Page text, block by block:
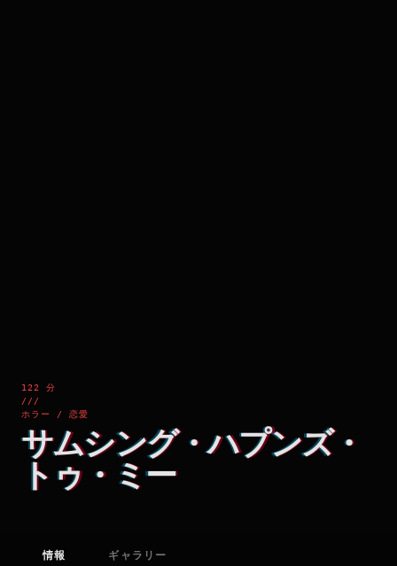
122 分
///
ホラー / 恋愛
サムシング・ハプンズ・
トゥ・ミー
情報 ギャラリー